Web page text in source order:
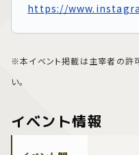
https://
※本イベント掲載は主宰者の許
い。
イベント情報